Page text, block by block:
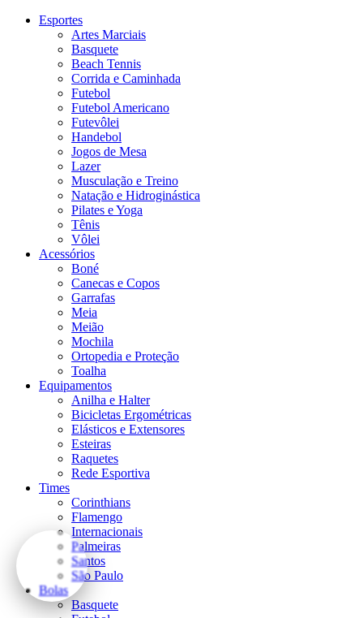
Esportes
Artes Marciais
Basquete
Beach Tennis
Corrida e Caminhada
Futebol
Futebol Americano
Futevôlei
Handebol
Jogos de Mesa
Lazer
Musculação e Treino
Natação e Hidroginástica
Pilates e Yoga
Tênis
Vôlei
Acessórios
Boné
Canecas e Copos
Garrafas
Meia
Meião
Mochila
Ortopedia e Proteção
Toalha
Equipamentos
Anilha e Halter
Bicicletas Ergométricas
Elásticos e Extensores
Esteiras
Raquetes
Rede Esportiva
Times
Corinthians
Flamengo
Internacionais
Palmeiras
Santos
São Paulo
Bolas
Basquete